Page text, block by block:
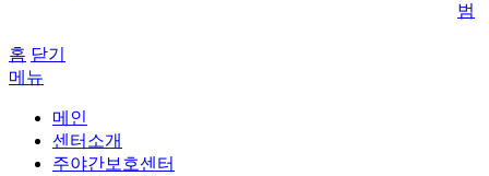
범
홈 닫기
메뉴
메인
센터소개
주야간보호센터